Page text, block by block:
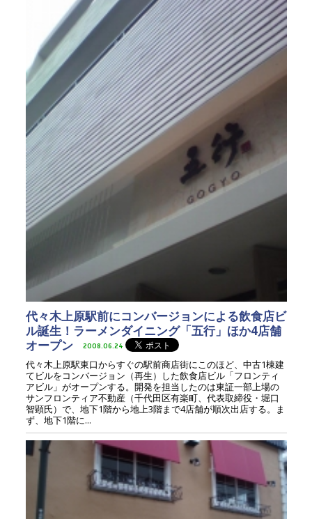
代々木上原駅前にコンバージョンによる飲食店ビ
ル誕生！ラーメンダイニング「五行」ほか4店舗
オープン
2008.06.24
代々木上原駅東口からすぐの駅前商店街にこのほど、中古1棟建
てビルをコンバージョン（再生）した飲食店ビル「フロンティ
アビル」がオープンする。開発を担当したのは東証一部上場の
サンフロンティア不動産（千代田区有楽町、代表取締役・堀口
智顕氏）で、地下1階から地上3階まで4店舗が順次出店する。ま
ず、地下1階に...